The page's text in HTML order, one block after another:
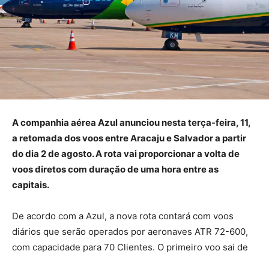
A companhia aérea Azul anunciou nesta terça-feira, 11,
a retomada dos voos entre Aracaju e Salvador a partir
do dia 2 de agosto. A rota vai proporcionar a volta de
voos diretos com duração de uma hora entre as
capitais.
De acordo com a Azul, a nova rota contará com voos
diários que serão operados por aeronaves ATR 72-600,
com capacidade para 70 Clientes. O primeiro voo sai de